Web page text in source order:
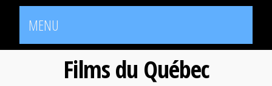
MENU
Films du Québec